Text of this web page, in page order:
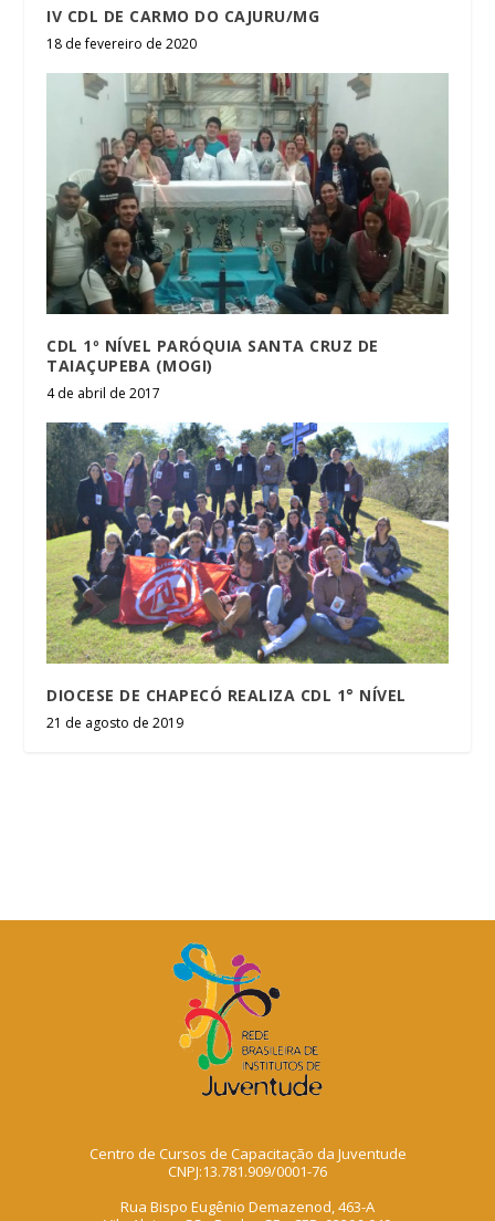
IV CDL DE CARMO DO CAJURU/MG
18 de fevereiro de 2020
CDL 1º NÍVEL PARÓQUIA SANTA CRUZ DE
TAIAÇUPEBA (MOGI)
4 de abril de 2017
DIOCESE DE CHAPECÓ REALIZA CDL 1° NÍVEL
21 de agosto de 2019
Centro de Cursos de Capacitação da Juventude
CNPJ:13.781.909/0001-76
Rua Bispo Eugênio Demazenod, 463-A